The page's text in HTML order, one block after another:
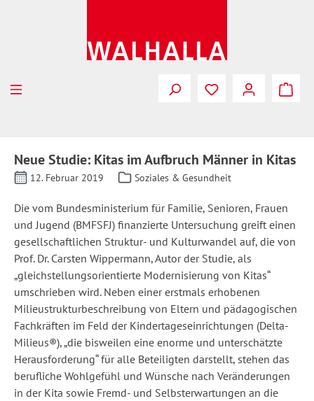
Neue Studie: Kitas im Aufbruch Männer in Kitas
12. Februar 2019 Soziales & Gesundheit
Die vom Bundesministerium für Familie, Senioren, Frauen
und Jugend (BMFSFJ) finanzierte Untersuchung greift einen
gesellschaftlichen Struktur- und Kulturwandel auf, die von
Prof. Dr. Carsten Wippermann, Autor der Studie, als
„gleichstellungsorientierte Modernisierung von Kitas“
umschrieben wird. Neben einer erstmals erhobenen
Milieustrukturbeschreibung von Eltern und pädagogischen
Fachkräften im Feld der Kindertageseinrichtungen (Delta-
Milieus®), „die bisweilen eine enorme und unterschätzte
Herausforderung“ für alle Beteiligten darstellt, stehen das
berufliche Wohlgefühl und Wünsche nach Veränderungen
in der Kita sowie Fremd- und Selbsterwartungen an die